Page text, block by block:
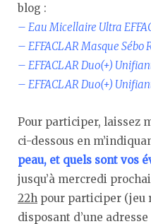
blog :
– Eau Micellaire Ultra
– EFFACLAR Masque Sébo
– EFFACLAR Duo(+)
– EFFACLAR Duo(+)
Pour participer, laissez
ci-dessous en
peau, et quels sont vos
jusqu’à mercredi
22h pour participer (jeu
disposant d’une